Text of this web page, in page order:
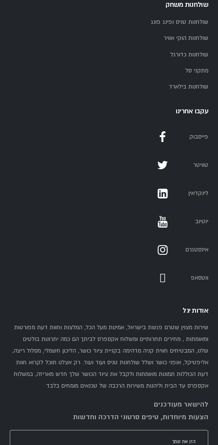
שולחנות משחק
שולחנות טניס ופינג פונג
שולחנות הוקי אוויר
שולחנות כדורגל
מתקני סל
שולחנות בילארד
עקבו אחרינו
פייסבוק
טוויטר
לינקדאין
יוטיוב
אינסטגרם
ווטסאפ
אודות יגל
שירות מצוין שטרם פגשת בישראל, אמינות מעל הכל, המלצות וחוות דעת מפורטות
ומאומתות , מחירים תחרותיים ומשלוח אקספרס לביתך הם כמה יתרונות בולטים
שלנו, המבטיחים חווית קניה מדהימה בקניית ציוד כושר, הליכון חשמלי, מסלול ריצה,
אליפטיקל, אופני כושר ושלל שולחנות טניס ועוד ועוד. רק אצלנו תוכל לקרוא חוות
דעת הכוללות תמונות מאומתות ולקבל את ציוד הכושר שלך חדש מאריזה, במשלוח
אקספרס עד הבית וליהנות משירות הרכבה של טכנאים מומחים בלבד
להישאר מעודכנים
הצעות מיוחדות, טיפים סרטוני הדרכה וחדשות